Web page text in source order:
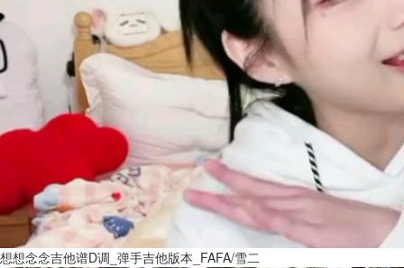
想想念念吉他谱D调_弹手吉他版本_FAFA/雪二